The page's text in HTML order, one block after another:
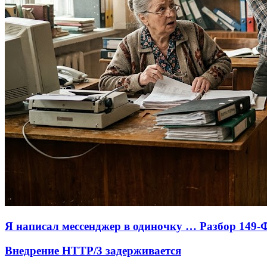
Я написал мессенджер в одиночку … Разбор 149-
Внедрение HTTP/3 задерживается